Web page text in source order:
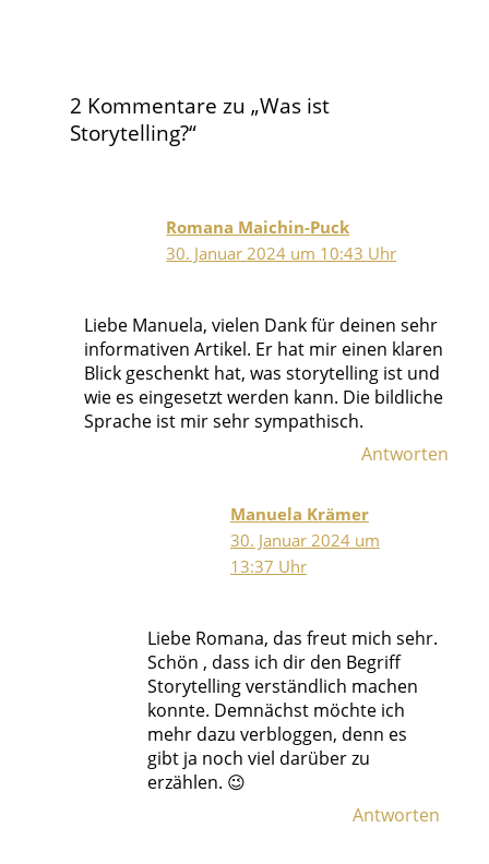
2 Kommentare zu „Was ist
Storytelling?“
Romana Maichin-Puck
30. Januar 2024 um 10:43 Uhr
Liebe Manuela, vielen Dank für deinen sehr
informativen Artikel. Er hat mir einen klaren
Blick geschenkt hat, was storytelling ist und
wie es eingesetzt werden kann. Die bildliche
Sprache ist mir sehr sympathisch.
Antworten
Manuela Krämer
30. Januar 2024 um
13:37 Uhr
Liebe Romana, das freut mich sehr.
Schön , dass ich dir den Begriff
Storytelling verständlich machen
konnte. Demnächst möchte ich
mehr dazu verbloggen, denn es
gibt ja noch viel darüber zu
erzählen. 😉
Antworten